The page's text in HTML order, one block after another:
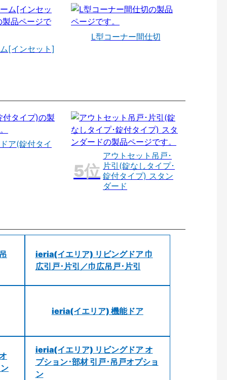
[インセット]
L型コーナー間仕切
ア(錠付タイ
アウトセット吊戸･
片引(錠なしタイプ･
錠付タイプ) スタン
ダード
ieria(イエリア) リビングドア 巾
広引戸･片引／巾広吊戸･片引
ieria(イエリア) 機能ドア
ieria(イエリア) リビングドア オ
プション･部材 引戸･吊戸オプショ
ン